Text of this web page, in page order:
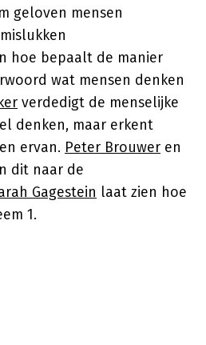
geloven mensen
hoe bepaalt de manier
wat mensen denken
verdedigt de menselijke
denken, maar erkent
ervan. Peter Brouwer en
dit naar de
Gagestein laat zien hoe
1.